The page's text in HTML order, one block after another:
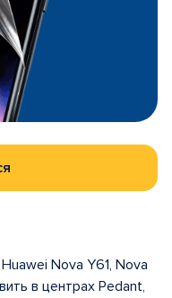
Nova Y61, Nova
в центрах Pedant,